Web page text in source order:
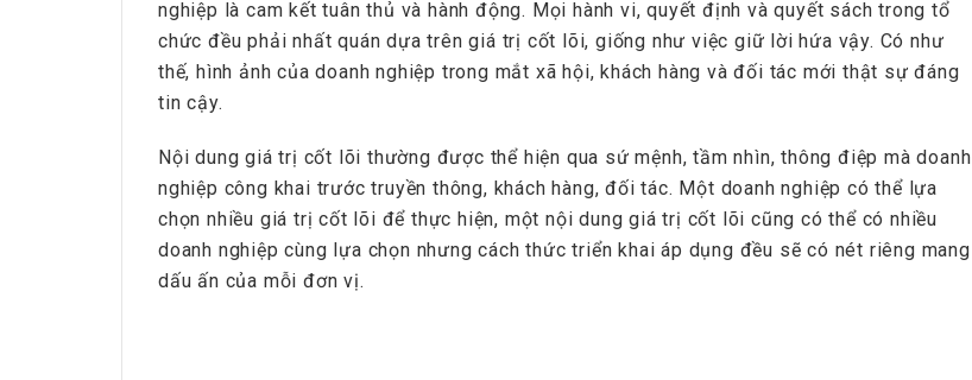
nghiệp là cam kết tuân thủ và hành động. Mọi hành vi, quyết định và quyết sách trong tổ
chức đều phải nhất quán dựa trên giá trị cốt lõi, giống như việc giữ lời hứa vậy. Có như
thế, hình ảnh của doanh nghiệp trong mắt xã hội, khách hàng và đối tác mới thật sự đáng
tin cậy.
Nội dung giá trị cốt lõi thường được thể hiện qua sứ mệnh, tầm nhìn, thông điệp mà doanh
nghiệp công khai trước truyền thông, khách hàng, đối tác. Một doanh nghiệp có thể lựa
chọn nhiều giá trị cốt lõi để thực hiện, một nội dung giá trị cốt lõi cũng có thể có nhiều
doanh nghiệp cùng lựa chọn nhưng cách thức triển khai áp dụng đều sẽ có nét riêng mang
dấu ấn của mỗi đơn vị.